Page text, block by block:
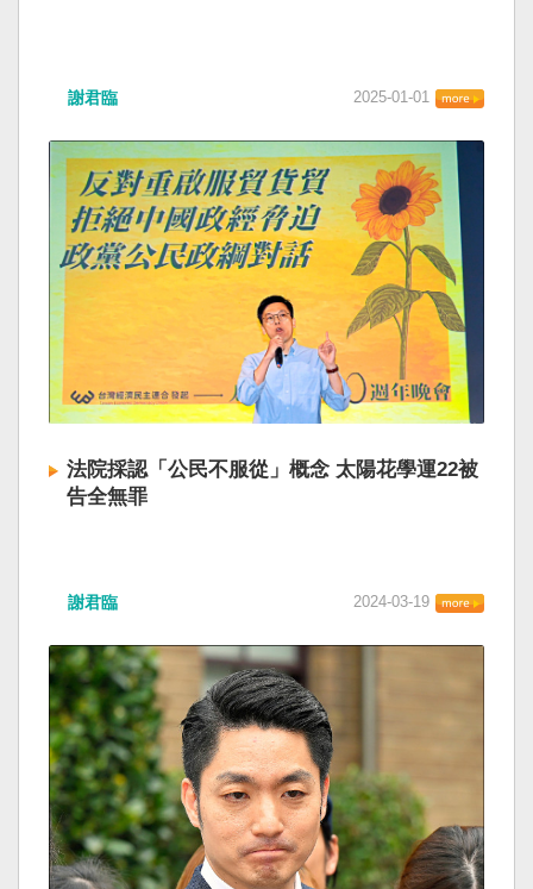
謝君臨 2025-01-01
法院採認「公民不服從」概念 太陽花學運22被
告全無罪
謝君臨 2024-03-19